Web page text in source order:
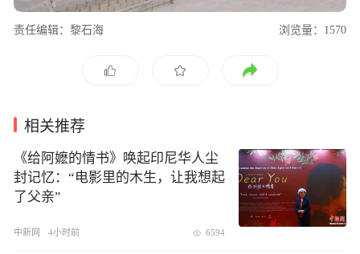
责任编辑：黎石海 浏览量：1570
相关推荐
《给阿嬷的情书》唤起印尼华人尘
封记忆：“电影里的木生，让我想起
了父亲”
中新网 4小时前 6594